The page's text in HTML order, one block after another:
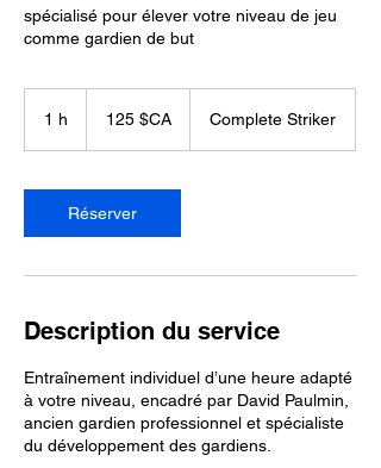
spécialisé pour élever votre niveau de jeu
comme gardien de but
1 h
canadiens
125 $CA Complete Striker
Réserver
Description du service
Entraînement individuel d’une heure adapté
à votre niveau, encadré par David Paulmin,
ancien gardien professionnel et spécialiste
du développement des gardiens.